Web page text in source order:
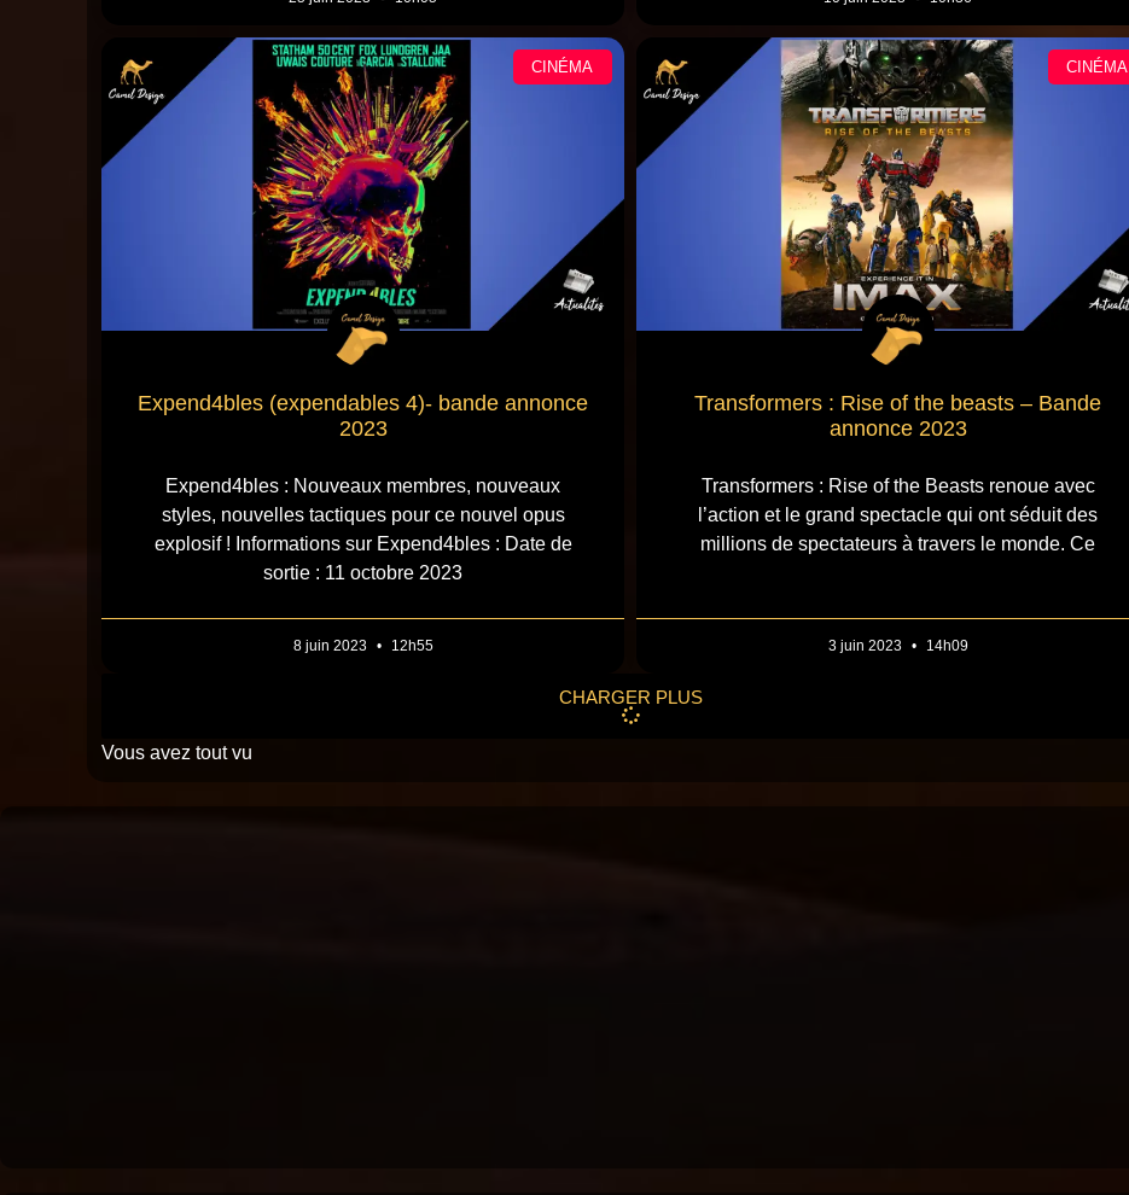
CINÉMA
Expend4bles (expendables 4)- bande annonce
2023
Expend4bles : Nouveaux membres, nouveaux
styles, nouvelles tactiques pour ce nouvel opus
explosif ! Informations sur Expend4bles : Date de
sortie : 11 octobre 2023
8 juin 2023 12h55
CINÉMA
Transformers : Rise of the beasts – Bande
annonce 2023
Transformers : Rise of the Beasts renoue avec
l’action et le grand spectacle qui ont séduit des
millions de spectateurs à travers le monde. Ce
3 juin 2023 14h09
CHARGER PLUS
Vous avez tout vu